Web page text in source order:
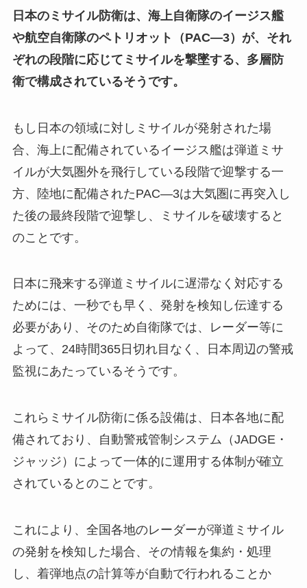
日本のミサイル防衛は、海上自衛隊のイージス艦
や航空自衛隊のペトリオット（PAC―3）が、それ
ぞれの段階に応じてミサイルを撃墜する、多層防
衛で構成されているそうです。
もし日本の領域に対しミサイルが発射された場
合、海上に配備されているイージス艦は弾道ミサ
イルが大気圏外を飛行している段階で迎撃する一
方、陸地に配備されたPAC―3は大気圏に再突入し
た後の最終段階で迎撃し、ミサイルを破壊すると
のことです。
日本に飛来する弾道ミサイルに遅滞なく対応する
ためには、一秒でも早く、発射を検知し伝達する
必要があり、そのため自衛隊では、レーダー等に
よって、24時間365日切れ目なく、日本周辺の警戒
監視にあたっているそうです。
これらミサイル防衛に係る設備は、日本各地に配
備されており、自動警戒管制システム（JADGE・
ジャッジ）によって一体的に運用する体制が確立
されているとのことです。
これにより、全国各地のレーダーが弾道ミサイル
の発射を検知した場合、その情報を集約・処理
し、着弾地点の計算等が自動で行われることか